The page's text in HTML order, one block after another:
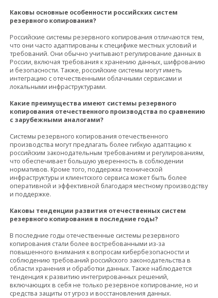
Каковы основные особенности российских систем
резервного копирования?
Российские системы резервного копирования отличаются тем,
что они часто адаптированы к специфике местных условий и
требований. Они обычно учитывают регулирование данных в
России, включая требования к хранению данных, шифрованию
и безопасности. Также, российские системы могут иметь
интеграцию с отечественными облачными сервисами и
локальными инфраструктурами.
Какие преимущества имеют системы резервного
копирования отечественного производства по сравнению
с зарубежными аналогами?
Системы резервного копирования отечественного
производства могут предлагать более гибкую адаптацию к
российским законодательным требованиям и регулированиям,
что обеспечивает большую уверенность в соблюдении
нормативов. Кроме того, поддержка технической
инфраструктуры и клиентского сервиса может быть более
оперативной и эффективной благодаря местному производству
и поддержке.
Каковы тенденции развития отечественных систем
резервного копирования в последние годы?
В последние годы отечественные системы резервного
копирования стали более востребованными из-за
повышенного внимания к вопросам кибербезопасности и
соблюдению требований российского законодательства в
области хранения и обработки данных. Также наблюдается
тенденция к развитию интегрированных решений,
включающих в себя не только резервное копирование, но и
средства защиты от угроз и восстановления данных.